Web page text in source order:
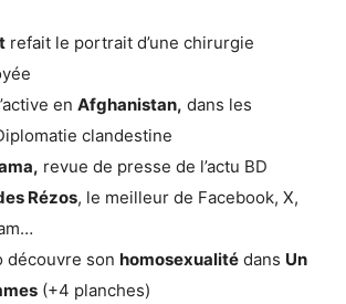
refait le portrait d’une chirurgie
en Afghanistan, dans les
clandestine
revue de presse de l’actu BD
Rézos, le meilleur de Facebook, X,
découvre son homosexualité dans Un
(+4 planches)